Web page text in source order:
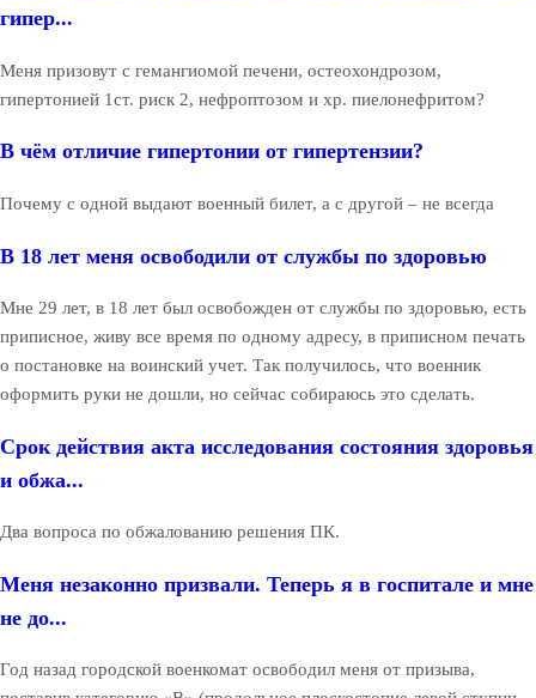
гипер...
Меня призовут с гемангиомой печени, остеохондрозом,
гипертонией 1ст. риск 2, нефроптозом и хр. пиелонефритом?
В чём отличие гипертонии от гипертензии?
Почему с одной выдают военный билет, а с другой – не всегда
В 18 лет меня освободили от службы по здоровью
Мне 29 лет, в 18 лет был освобожден от службы по здоровью, есть
приписное, живу все время по одному адресу, в приписном печать
о постановке на воинский учет. Так получилось, что военник
оформить руки не дошли, но сейчас собираюсь это сделать.
Срок действия акта исследования состояния здоровья
и обжа...
Два вопроса по обжалованию решения ПК.
Меня незаконно призвали. Теперь я в госпитале и мне
не до...
Год назад городской военкомат освободил меня от призыва,